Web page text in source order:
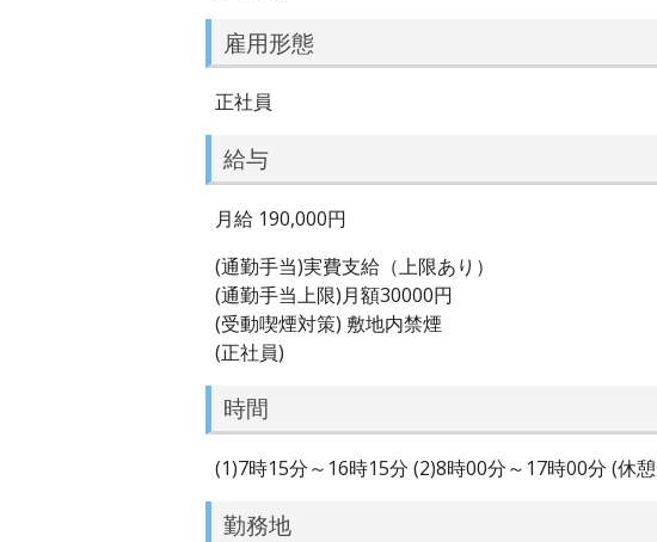
雇用形態
正社員
給与
月給 190,000円
(通勤手当)実費支給（上限あり）
(通勤手当上限)月額30000円
(受動喫煙対策) 敷地内禁煙
(正社員)
時間
(1)7時15分～16時15分 (2)8時00分～17時00分 (休
勤務地